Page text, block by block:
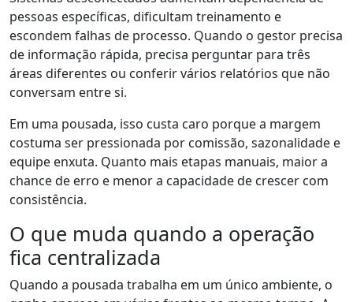
pessoas específicas, dificultam treinamento e
escondem falhas de processo. Quando o gestor precisa
de informação rápida, precisa perguntar para três
áreas diferentes ou conferir vários relatórios que não
conversam entre si.
Em uma pousada, isso custa caro porque a margem
costuma ser pressionada por comissão, sazonalidade e
equipe enxuta. Quanto mais etapas manuais, maior a
chance de erro e menor a capacidade de crescer com
consistência.
O que muda quando a operação
fica centralizada
Quando a pousada trabalha em um único ambiente, o